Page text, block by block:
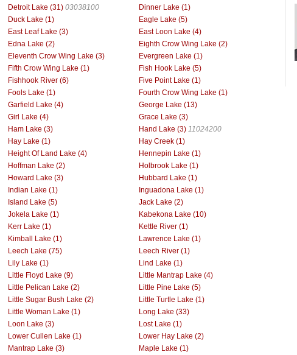
Detroit Lake (31) 03038100
Dinner Lake (1)
Duck Lake (1)
Eagle Lake (5)
East Leaf Lake (3)
East Loon Lake (4)
Edna Lake (2)
Eighth Crow Wing Lake (2)
Eleventh Crow Wing Lake (3)
Evergreen Lake (1)
Fifth Crow Wing Lake (1)
Fish Hook Lake (5)
Fishhook River (6)
Five Point Lake (1)
Fools Lake (1)
Fourth Crow Wing Lake (1)
Garfield Lake (4)
George Lake (13)
Girl Lake (4)
Grace Lake (3)
Ham Lake (3) Hand Lake (3) 11024200
Hay Lake (1)
Hay Creek (1)
Height Of Land Lake (4)
Hennepin Lake (1)
Hoffman Lake (2)
Holbrook Lake (1)
Howard Lake (3)
Hubbard Lake (1)
Indian Lake (1)
Inguadona Lake (1)
Island Lake (5)
Jack Lake (2)
Jokela Lake (1)
Kabekona Lake (10)
Kerr Lake (1)
Kettle River (1)
Kimball Lake (1)
Lawrence Lake (1)
Leech Lake (75)
Leech River (1)
Lily Lake (1)
Lind Lake (1)
Little Floyd Lake (9)
Little Mantrap Lake (4)
Little Pelican Lake (2)
Little Pine Lake (5)
Little Sugar Bush Lake (2)
Little Turtle Lake (1)
Little Woman Lake (1)
Long Lake (33)
Loon Lake (3)
Lost Lake (1)
Lower Cullen Lake (1)
Lower Hay Lake (2)
Mantrap Lake (3)
Maple Lake (1)